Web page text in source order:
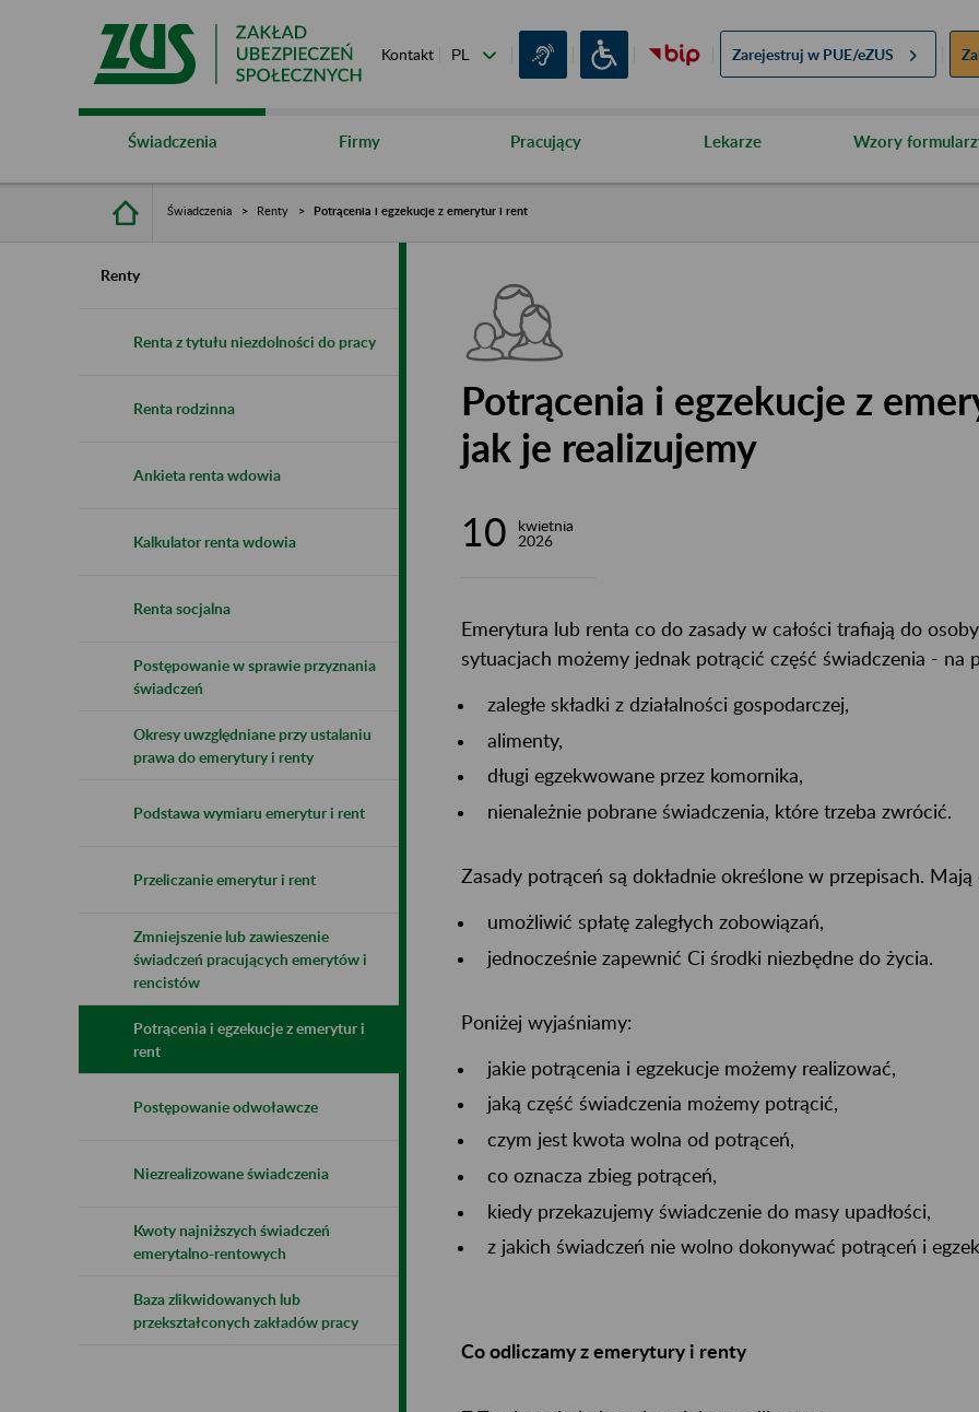
Kontakt Zarejestruj w PUE/eZUS
Świadczenia Firmy Pracujący Lekarze Wzory
Świadczenia Renty Potrącenia i egzekucje z emerytur i rent
Renty
Renta z tytułu niezdolności do pracy
Renta rodzinna
Ankieta renta wdowia
Kalkulator renta wdowia
Renta socjalna
Postępowanie w sprawie przyznania
świadczeń
Okresy uwzględniane przy ustalaniu
prawa do emerytury i renty
Podstawa wymiaru emerytur i rent
Przeliczanie emerytur i rent
Zmniejszenie lub zawieszenie
świadczeń pracujących emerytów i
rencistów
Potrącenia i egzekucje z emerytur i
rent
Postępowanie odwoławcze
Niezrealizowane świadczenia
Kwoty najniższych świadczeń
emerytalno-rentowych
Baza zlikwidowanych lub
przekształconych zakładów pracy
Potrącenia i egzekucje z
jak je realizujemy
10
kwietnia
2026
Emerytura lub renta co do zasady w całości trafiają do
sytuacjach możemy jednak potrącić część świadczenia - na
zaległe składki z działalności gospodarczej,
alimenty,
długi egzekwowane przez komornika,
nienależnie pobrane świadczenia, które trzeba zwrócić.
Zasady potrąceń są dokładnie określone w przepisach.
umożliwić spłatę zaległych zobowiązań,
jednocześnie zapewnić Ci środki niezbędne do życia.
Poniżej wyjaśniamy:
jakie potrącenia i egzekucje możemy realizować,
jaką część świadczenia możemy potrącić,
czym jest kwota wolna od potrąceń,
co oznacza zbieg potrąceń,
kiedy przekazujemy świadczenie do masy upadłości,
z jakich świadczeń nie wolno dokonywać potrąceń i
Co odliczamy z emerytury i renty